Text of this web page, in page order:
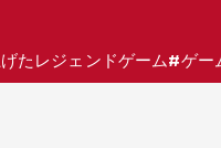
げた レジ ェ ン ドゲー ム#ゲー